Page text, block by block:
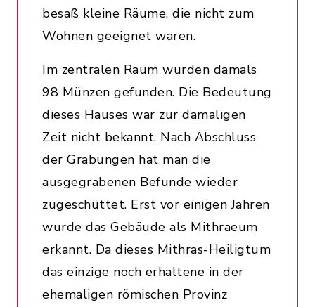
besaß kleine Räume, die nicht zum
Wohnen geeignet waren.
Im zentralen Raum wurden damals
98 Münzen gefunden. Die Bedeutung
dieses Hauses war zur damaligen
Zeit nicht bekannt. Nach Abschluss
der Grabungen hat man die
ausgegrabenen Befunde wieder
zugeschüttet. Erst vor einigen Jahren
wurde das Gebäude als Mithraeum
erkannt. Da dieses Mithras-Heiligtum
das einzige noch erhaltene in der
ehemaligen römischen Provinz